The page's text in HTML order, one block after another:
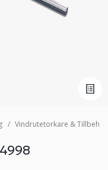
Vindrutetorkare & Tillbehör